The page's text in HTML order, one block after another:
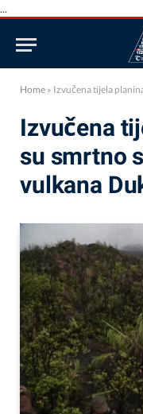
...
Home » Izvučena tijela
Izvučena
su smrtno
vulkana